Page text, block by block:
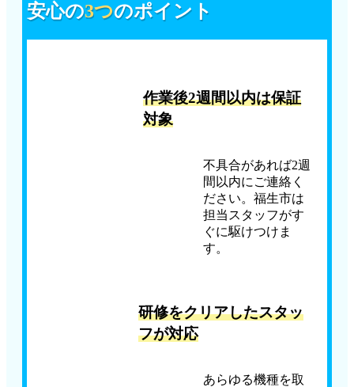
安心の3つのポイント
作業後2週間以内は保証
対象
不具合があれば2週
間以内にご連絡く
ださい。福生市は
担当スタッフがす
ぐに駆けつけま
す。
研修をクリアしたスタッ
フが対応
あらゆる機種を取